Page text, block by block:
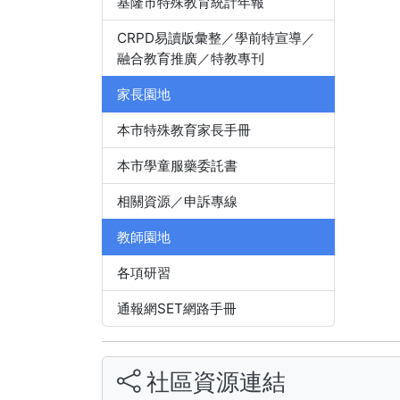
CRPD易讀版彙整／學前特宣導／
融合教育推廣／特教專刊
家長園地
本市特殊教育家長手冊
本市學童服藥委託書
相關資源／申訴專線
教師園地
各項研習
通報網SET網路手冊
社區資源連結